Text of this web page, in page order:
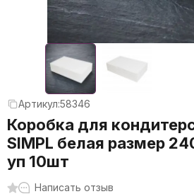
Артикул:58346
Коробка для
SIMPL белая размер
уп 10шт
Написать отзыв